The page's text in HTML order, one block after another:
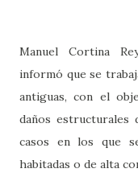
Manuel Cortina
informó que se
antiguas, con el
daños estructurales
casos en los que
habitadas o de alta